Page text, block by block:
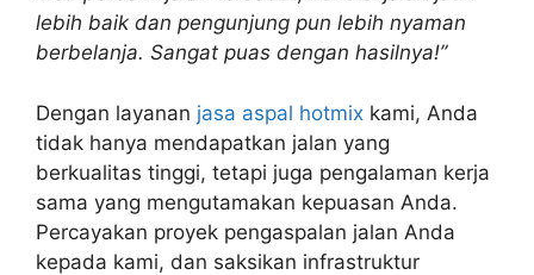
lebih baik dan pengunjung pun lebih nyaman
berbelanja. Sangat puas dengan hasilnya!”
Dengan layanan jasa aspal hotmix kami, Anda
tidak hanya mendapatkan jalan yang
berkualitas tinggi, tetapi juga pengalaman kerja
sama yang mengutamakan kepuasan Anda.
Percayakan proyek pengaspalan jalan Anda
kepada kami, dan saksikan infrastruktur